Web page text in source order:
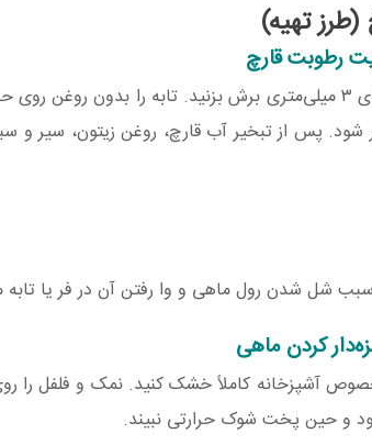
(طرز تهیه)
رطوبت قارچ
قارچ‌ها را به صورت اسلایس‌های ۳ میلی‌متری برش بزنید. تابه
شل شدن رول ماهی و وا رفتن آن در فر یا
کردن ماهی
و حین پخت شوک حرارتی نبیند.